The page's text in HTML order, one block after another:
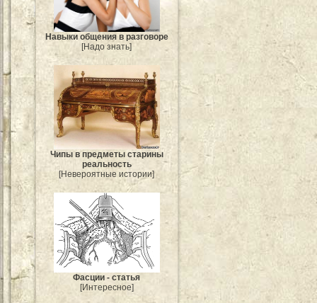
Навыки общения в разговоре
[Надо знать]
Чипы в предметы старины
реальность
[Невероятные истории]
Фасции - статья
[Интересное]